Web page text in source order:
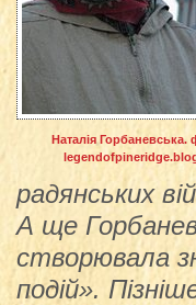
Наталія Горбаневська.
радянських
А ще
створювала
подій».